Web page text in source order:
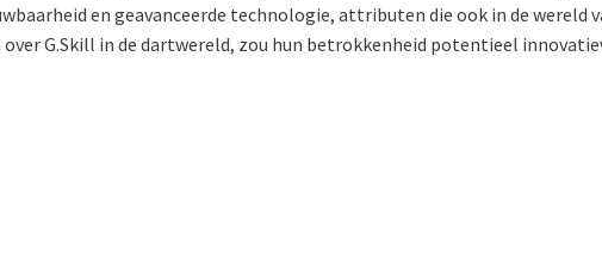
en geavanceerde technologie, attributen die ook in de
G.Skill in de dartwereld, zou hun betrokkenheid potentieel